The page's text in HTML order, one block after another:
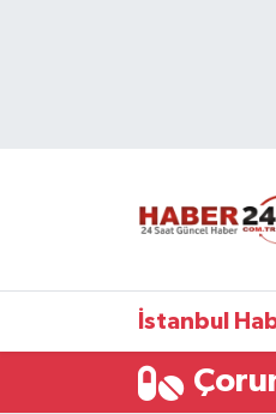
İstanbul
Namaz Vakitleri
Süper Lig Puan
Tüm Manşetler